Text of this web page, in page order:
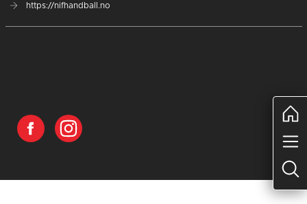
https://nifhandball.no